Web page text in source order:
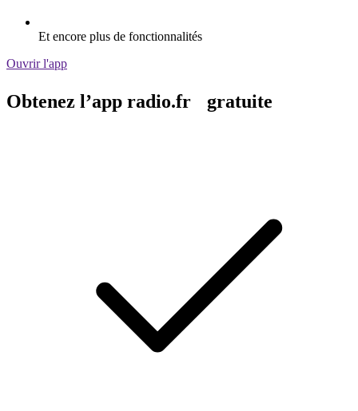
Et encore plus de fonctionnalités
Ouvrir l'app
Obtenez l’app radio.fr gratuite